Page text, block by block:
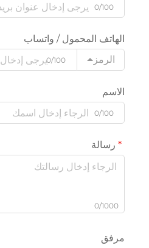
0/100
الهاتف المحمول / واتساب
الرمز
0/100
الاسم
0/100
رسالة
0/1000
مرفق